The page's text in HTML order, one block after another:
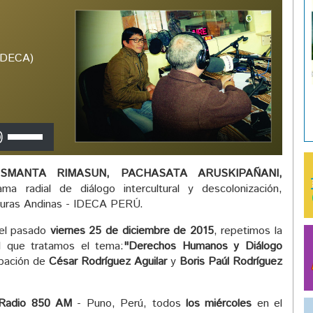
de
flecha
arriba/abajo
aumentar
o
disminuir
volumen.
RIMASUN, PACHASATA ARUSKIPAÑANI,
radial de diálogo intercultural y descolonización,
Andinas - IDECA PERÚ.
pasado viernes 25 de diciembre de 2015, repetimos la
que tratamos el tema:"Derechos Humanos y Diálogo
de César Rodríguez Aguilar y Boris Paúl Rodríguez
850 AM - Puno, Perú, todos los miércoles en el